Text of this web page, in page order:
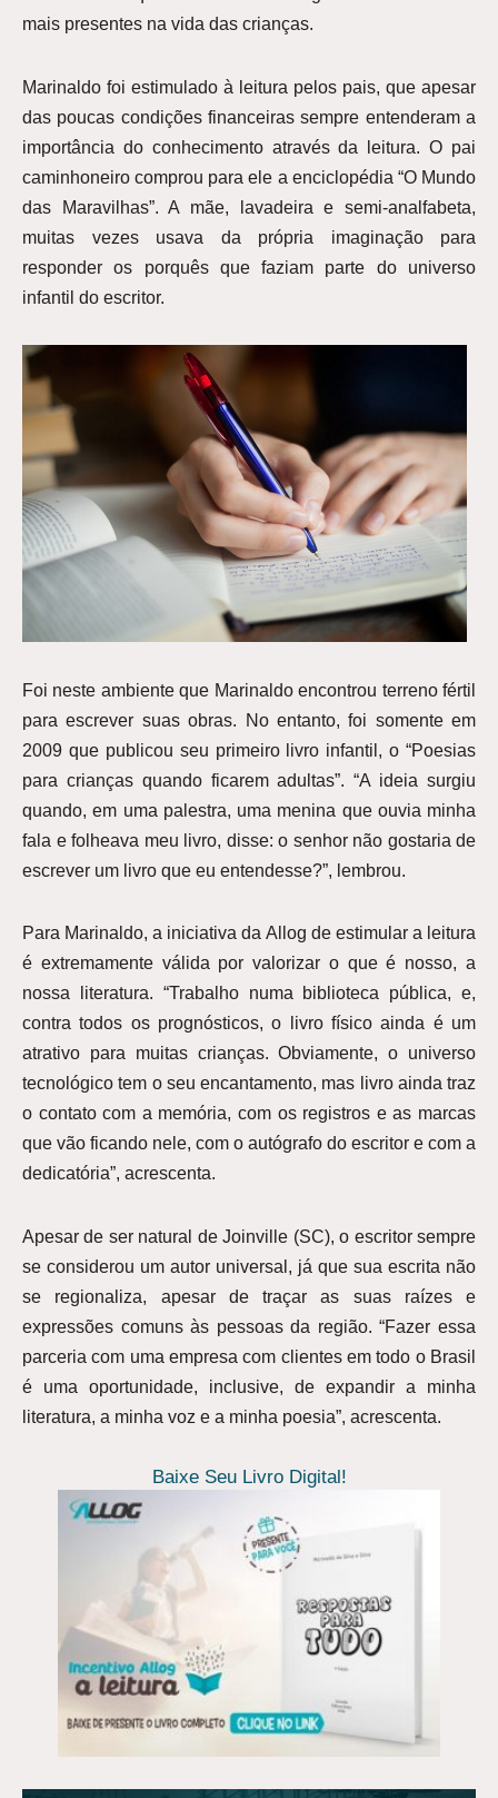
mais presentes na vida das crianças.
Marinaldo foi estimulado à leitura pelos pais, que apesar
das poucas condições financeiras sempre entenderam a
importância do conhecimento através da leitura. O pai
caminhoneiro comprou para ele a enciclopédia “O Mundo
das Maravilhas”. A mãe, lavadeira e semi-analfabeta,
muitas vezes usava da própria imaginação para
responder os porquês que faziam parte do universo
infantil do escritor.
Foi neste ambiente que Marinaldo encontrou terreno fértil
para escrever suas obras. No entanto, foi somente em
2009 que publicou seu primeiro livro infantil, o “Poesias
para crianças quando ficarem adultas”. “A ideia surgiu
quando, em uma palestra, uma menina que ouvia minha
fala e folheava meu livro, disse: o senhor não gostaria de
escrever um livro que eu entendesse?”, lembrou.
Para Marinaldo, a iniciativa da Allog de estimular a leitura
é extremamente válida por valorizar o que é nosso, a
nossa literatura. “Trabalho numa biblioteca pública, e,
contra todos os prognósticos, o livro físico ainda é um
atrativo para muitas crianças. Obviamente, o universo
tecnológico tem o seu encantamento, mas livro ainda traz
o contato com a memória, com os registros e as marcas
que vão ficando nele, com o autógrafo do escritor e com a
dedicatória”, acrescenta.
Apesar de ser natural de Joinville (SC), o escritor sempre
se considerou um autor universal, já que sua escrita não
se regionaliza, apesar de traçar as suas raízes e
expressões comuns às pessoas da região. “Fazer essa
parceria com uma empresa com clientes em todo o Brasil
é uma oportunidade, inclusive, de expandir a minha
literatura, a minha voz e a minha poesia”, acrescenta.
Baixe Seu Livro Digital!